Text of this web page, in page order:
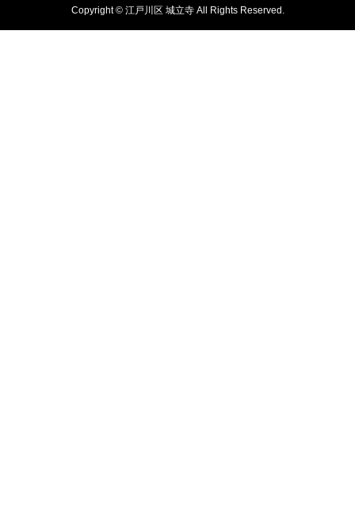
Copyright © 江戸川区 城立寺 All Rights Reserved.